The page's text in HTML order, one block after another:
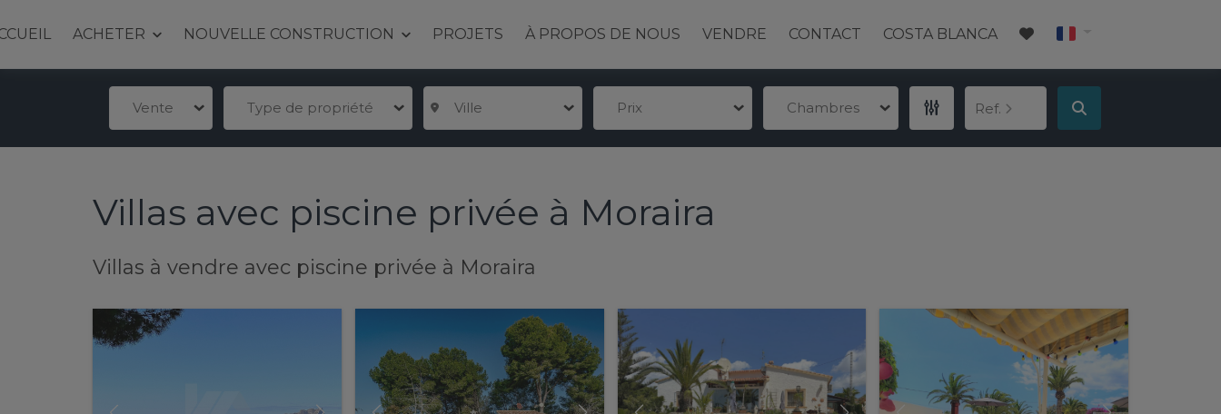
ACHETER NOUVELLE CONSTRUCTION PROJETS À PROPOS DE NOUS VENDRE CONTACT COSTA BLANCA
Vente Type de propriété Ville Prix Chambres Ref.
Villas avec piscine privée à Moraira
Villas à vendre avec piscine privée à Moraira